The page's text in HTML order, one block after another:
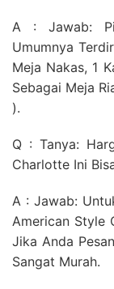
A : Jawab:
Umumnya
Meja Nakas, 1
Sebagai Meja
).
Q : Tanya:
Charlotte Ini
A : Jawab:
American Style
Jika Anda
Sangat Murah.